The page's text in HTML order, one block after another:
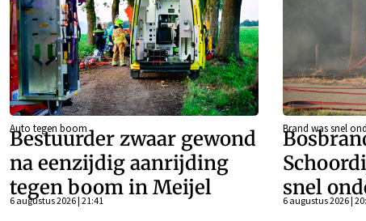
Auto tegen boom
Bestuurder zwaar gewond
na eenzijdig aanrijding
tegen boom in Meijel
6 augustus 2026 | 21:41
Brand was snel
snel
6 augustus 2026 |